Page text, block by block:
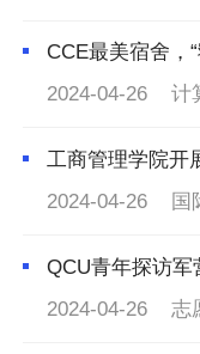
CCE最美宿舍，
2024-04-26
计
工商管理学院开
2024-04-26
国
QCU青年探访军
2024-04-26
志